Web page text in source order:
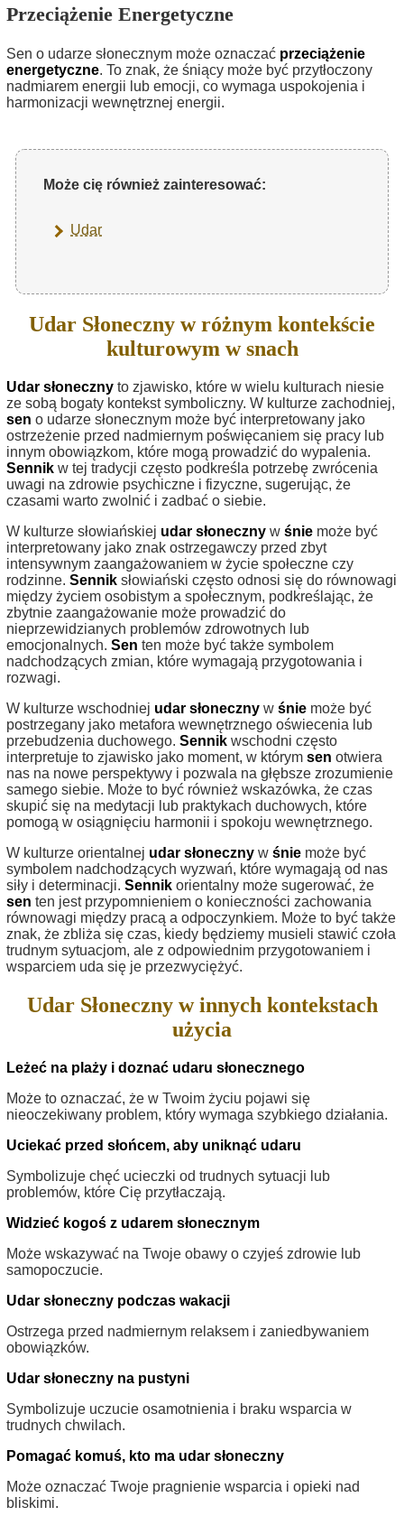
Przeciążenie Energetyczne
Sen o udarze słonecznym może oznaczać przeciążenie
energetyczne. To znak, że śniący może być przytłoczony
nadmiarem energii lub emocji, co wymaga uspokojenia i
harmonizacji wewnętrznej energii.
Może cię również zainteresować:
Udar
Udar Słoneczny w różnym kontekście
kulturowym w snach
Udar słoneczny to zjawisko, które w wielu kulturach niesie
ze sobą bogaty kontekst symboliczny. W kulturze zachodniej,
sen o udarze słonecznym może być interpretowany jako
ostrzeżenie przed nadmiernym poświęcaniem się pracy lub
innym obowiązkom, które mogą prowadzić do wypalenia.
Sennik w tej tradycji często podkreśla potrzebę zwrócenia
uwagi na zdrowie psychiczne i fizyczne, sugerując, że
czasami warto zwolnić i zadbać o siebie.
W kulturze słowiańskiej udar słoneczny w śnie może być
interpretowany jako znak ostrzegawczy przed zbyt
intensywnym zaangażowaniem w życie społeczne czy
rodzinne. Sennik słowiański często odnosi się do równowagi
między życiem osobistym a społecznym, podkreślając, że
zbytnie zaangażowanie może prowadzić do
nieprzewidzianych problemów zdrowotnych lub
emocjonalnych. Sen ten może być także symbolem
nadchodzących zmian, które wymagają przygotowania i
rozwagi.
W kulturze wschodniej udar słoneczny w śnie może być
postrzegany jako metafora wewnętrznego oświecenia lub
przebudzenia duchowego. Sennik wschodni często
interpretuje to zjawisko jako moment, w którym sen otwiera
nas na nowe perspektywy i pozwala na głębsze zrozumienie
samego siebie. Może to być również wskazówka, że czas
skupić się na medytacji lub praktykach duchowych, które
pomogą w osiągnięciu harmonii i spokoju wewnętrznego.
W kulturze orientalnej udar słoneczny w śnie może być
symbolem nadchodzących wyzwań, które wymagają od nas
siły i determinacji. Sennik orientalny może sugerować, że
sen ten jest przypomnieniem o konieczności zachowania
równowagi między pracą a odpoczynkiem. Może to być także
znak, że zbliża się czas, kiedy będziemy musieli stawić czoła
trudnym sytuacjom, ale z odpowiednim przygotowaniem i
wsparciem uda się je przezwyciężyć.
Udar Słoneczny w innych kontekstach
użycia
Leżeć na plaży i doznać udaru słonecznego
Może to oznaczać, że w Twoim życiu pojawi się
nieoczekiwany problem, który wymaga szybkiego działania.
Uciekać przed słońcem, aby uniknąć udaru
Symbolizuje chęć ucieczki od trudnych sytuacji lub
problemów, które Cię przytłaczają.
Widzieć kogoś z udarem słonecznym
Może wskazywać na Twoje obawy o czyjeś zdrowie lub
samopoczucie.
Udar słoneczny podczas wakacji
Ostrzega przed nadmiernym relaksem i zaniedbywaniem
obowiązków.
Udar słoneczny na pustyni
Symbolizuje uczucie osamotnienia i braku wsparcia w
trudnych chwilach.
Pomagać komuś, kto ma udar słoneczny
Może oznaczać Twoje pragnienie wsparcia i opieki nad
bliskimi.